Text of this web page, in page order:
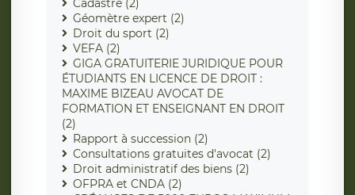
Cadastre (2)
Géomètre expert (2)
Droit du sport (2)
VEFA (2)
GIGA GRATUITERIE JURIDIQUE POUR
ÉTUDIANTS EN LICENCE DE DROIT :
MAXIME BIZEAU AVOCAT DE
FORMATION ET ENSEIGNANT EN DROIT
(2)
Rapport à succession (2)
Consultations gratuites d'avocat (2)
Droit administratif des biens (2)
OFPRA et CNDA (2)